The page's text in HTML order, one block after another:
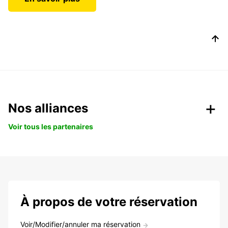
Nos alliances
Voir tous les partenaires
À propos de votre réservation
Voir/Modifier/annuler ma réservation